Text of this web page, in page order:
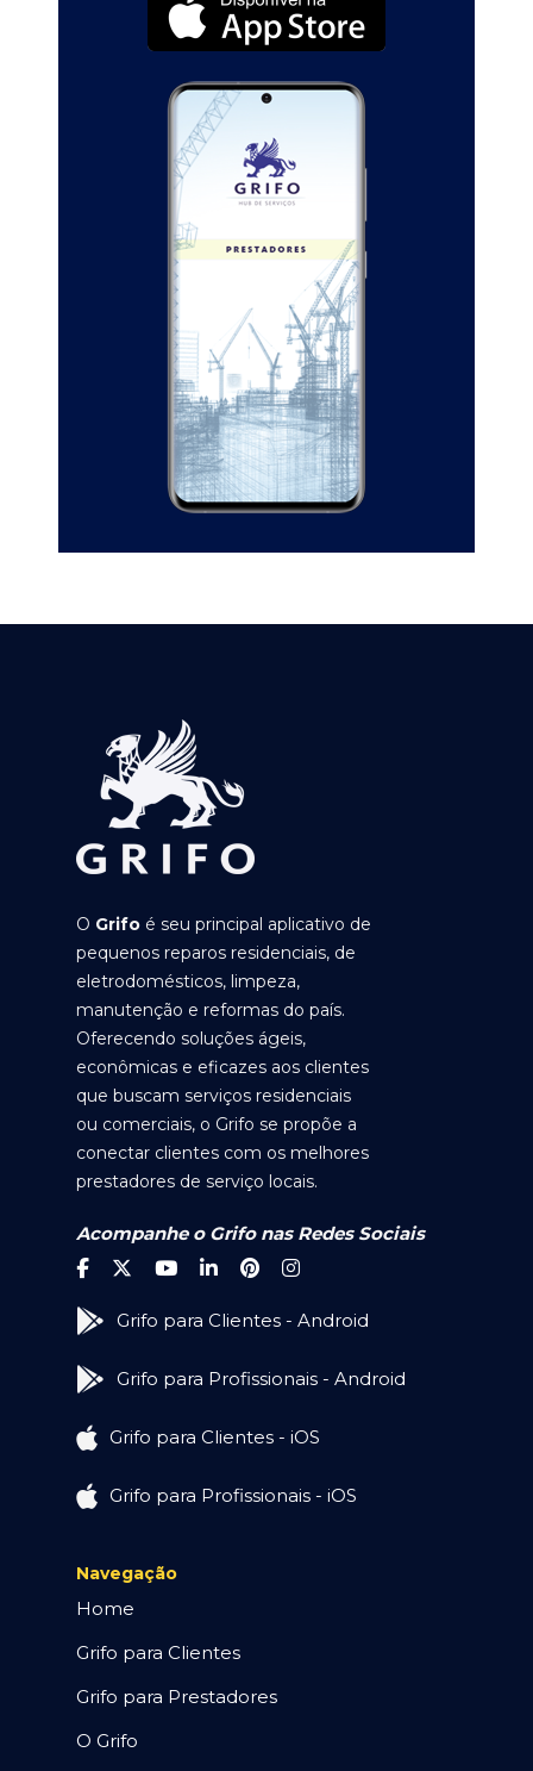
O Grifo é seu principal aplicativo de
pequenos reparos residenciais, de
eletrodomésticos, limpeza,
manutenção e reformas do país.
Oferecendo soluções ágeis,
econômicas e eficazes aos clientes
que buscam serviços residenciais
ou comerciais, o Grifo se propõe a
conectar clientes com os melhores
prestadores de serviço locais.
Acompanhe o Grifo nas Redes Sociais
Grifo para Clientes - Android
Grifo para Profissionais - Android
Grifo para Clientes - iOS
Grifo para Profissionais - iOS
Navegação
Home
Grifo para Clientes
Grifo para Prestadores
O Grifo